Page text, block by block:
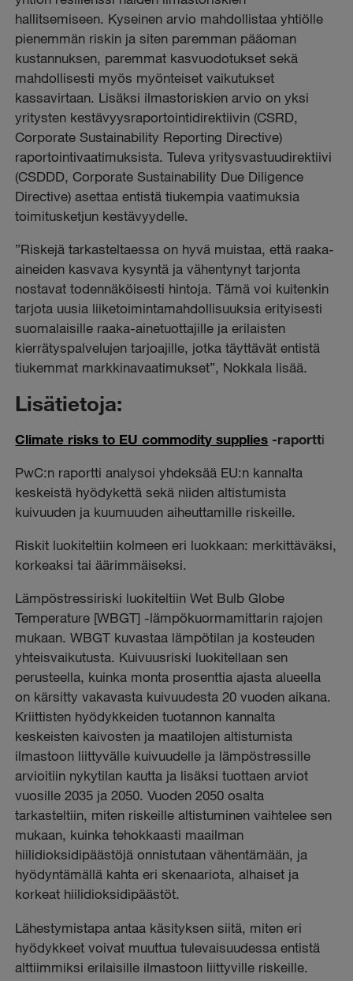
hallitsemiseen. Kyseinen arvio mahdollistaa yhtiölle
pienemmän riskin ja siten paremman pääoman
kustannuksen, paremmat kasvuodotukset sekä
mahdollisesti myös myönteiset vaikutukset
kassavirtaan. Lisäksi ilmastoriskien arvio on yksi
yritysten kestävyysraportointidirektiivin (CSRD,
Corporate Sustainability Reporting Directive)
raportointivaatimuksista. Tuleva yritysvastuudirektiivi
(CSDDD, Corporate Sustainability Due Diligence
Directive) asettaa entistä tiukempia vaatimuksia
toimitusketjun kestävyydelle.
”Riskejä tarkasteltaessa on hyvä muistaa, että raaka-
aineiden kasvava kysyntä ja vähentynyt tarjonta
nostavat todennäköisesti hintoja. Tämä voi kuitenkin
tarjota uusia liiketoimintamahdollisuuksia erityisesti
suomalaisille raaka-ainetuottajille ja erilaisten
kierrätyspalvelujen tarjoajille, jotka täyttävät entistä
tiukemmat markkinavaatimukset”, Nokkala lisää.
Lisätietoja:
Climate risks to EU commodity supplies -raportti
PwC:n raportti analysoi yhdeksää EU:n kannalta
keskeistä hyödykettä sekä niiden altistumista
kuivuuden ja kuumuuden aiheuttamille riskeille.
Riskit luokiteltiin kolmeen eri luokkaan: merkittäväksi,
korkeaksi tai äärimmäiseksi.
Lämpöstressiriski luokiteltiin Wet Bulb Globe
Temperature [WBGT] -lämpökuormamittarin rajojen
mukaan. WBGT kuvastaa lämpötilan ja kosteuden
yhteisvaikutusta. Kuivuusriski luokitellaan sen
perusteella, kuinka monta prosenttia ajasta alueella
on kärsitty vakavasta kuivuudesta 20 vuoden aikana.
Kriittisten hyödykkeiden tuotannon kannalta
keskeisten kaivosten ja maatilojen altistumista
ilmastoon liittyvälle kuivuudelle ja lämpöstressille
arvioitiin nykytilan kautta ja lisäksi tuottaen arviot
vuosille 2035 ja 2050. Vuoden 2050 osalta
tarkasteltiin, miten riskeille altistuminen vaihtelee sen
mukaan, kuinka tehokkaasti maailman
hiilidioksidipäästöjä onnistutaan vähentämään, ja
hyödyntämällä kahta eri skenaariota, alhaiset ja
korkeat hiilidioksidipäästöt.
Lähestymistapa antaa käsityksen siitä, miten eri
hyödykkeet voivat muuttua tulevaisuudessa entistä
alttiimmiksi erilaisille ilmastoon liittyville riskeille.